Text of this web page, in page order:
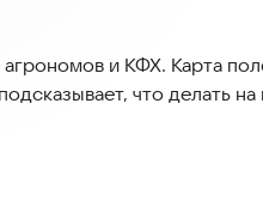
и КФХ. Карта
что делать
культур, погоды и